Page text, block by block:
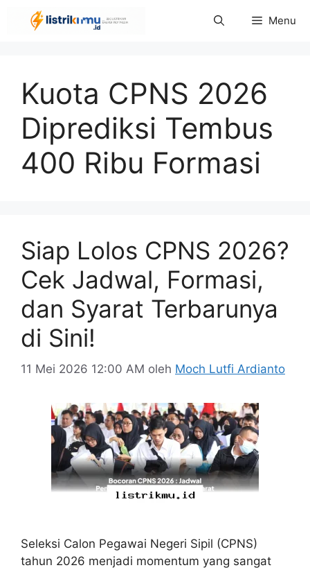
Langsung
Menu
Kuota CPNS 2026
Diprediksi Tembus
400 Ribu Formasi
Siap Lolos CPNS 2026?
Cek Jadwal, Formasi,
dan Syarat Terbarunya
di Sini!
11 Mei 2026 12:00 AM oleh Moch Lutfi Ardianto
Seleksi Calon Pegawai Negeri Sipil (CPNS)
tahun 2026 menjadi momentum yang sangat